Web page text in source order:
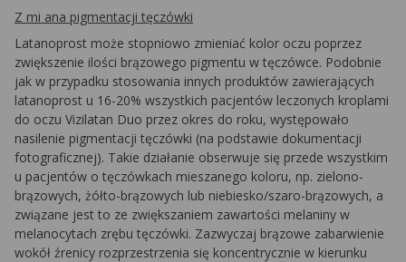
Z mi ana pigmentacji tęczówki
Latanoprost może stopniowo zmieniać kolor oczu poprzez
zwiększenie ilości brązowego pigmentu w tęczówce. Podobnie
jak w przypadku stosowania innych produktów zawierających
latanoprost u 16-20% wszystkich pacjentów leczonych kroplami
do oczu Vizilatan Duo przez okres do roku, występowało
nasilenie pigmentacji tęczówki (na podstawie dokumentacji
fotograficznej). Takie działanie obserwuje się przede wszystkim
u pacjentów o tęczówkach mieszanego koloru, np. zielono-
brązowych, żółto-brązowych lub niebiesko/szaro-brązowych, a
związane jest to ze zwiększaniem zawartości melaniny w
melanocytach zrębu tęczówki. Zazwyczaj brązowe zabarwienie
wokół źrenicy rozprzestrzenia się koncentrycznie w kierunku